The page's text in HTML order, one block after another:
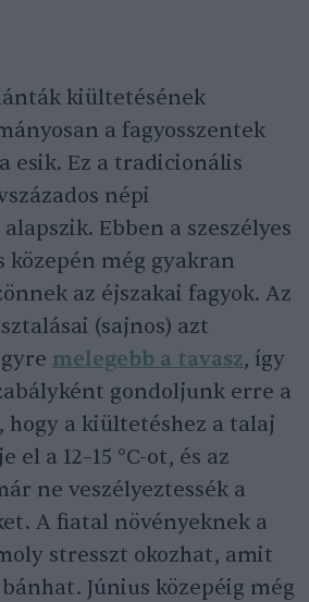
kiültetésének
a fagyosszentek
esik. Ez a tradicionális
népi
Ebben a szeszélyes
közepén még gyakran
az éjszakai fagyok. Az
(sajnos) azt
melegebb a tavasz, így
gondoljunk erre a
hogy a kiültetéshez a talaj
a 12–15 °C-ot, és az
ne veszélyeztessék a
A fiatal növényeknek a
stresszt okozhat, amit
Június közepéig még